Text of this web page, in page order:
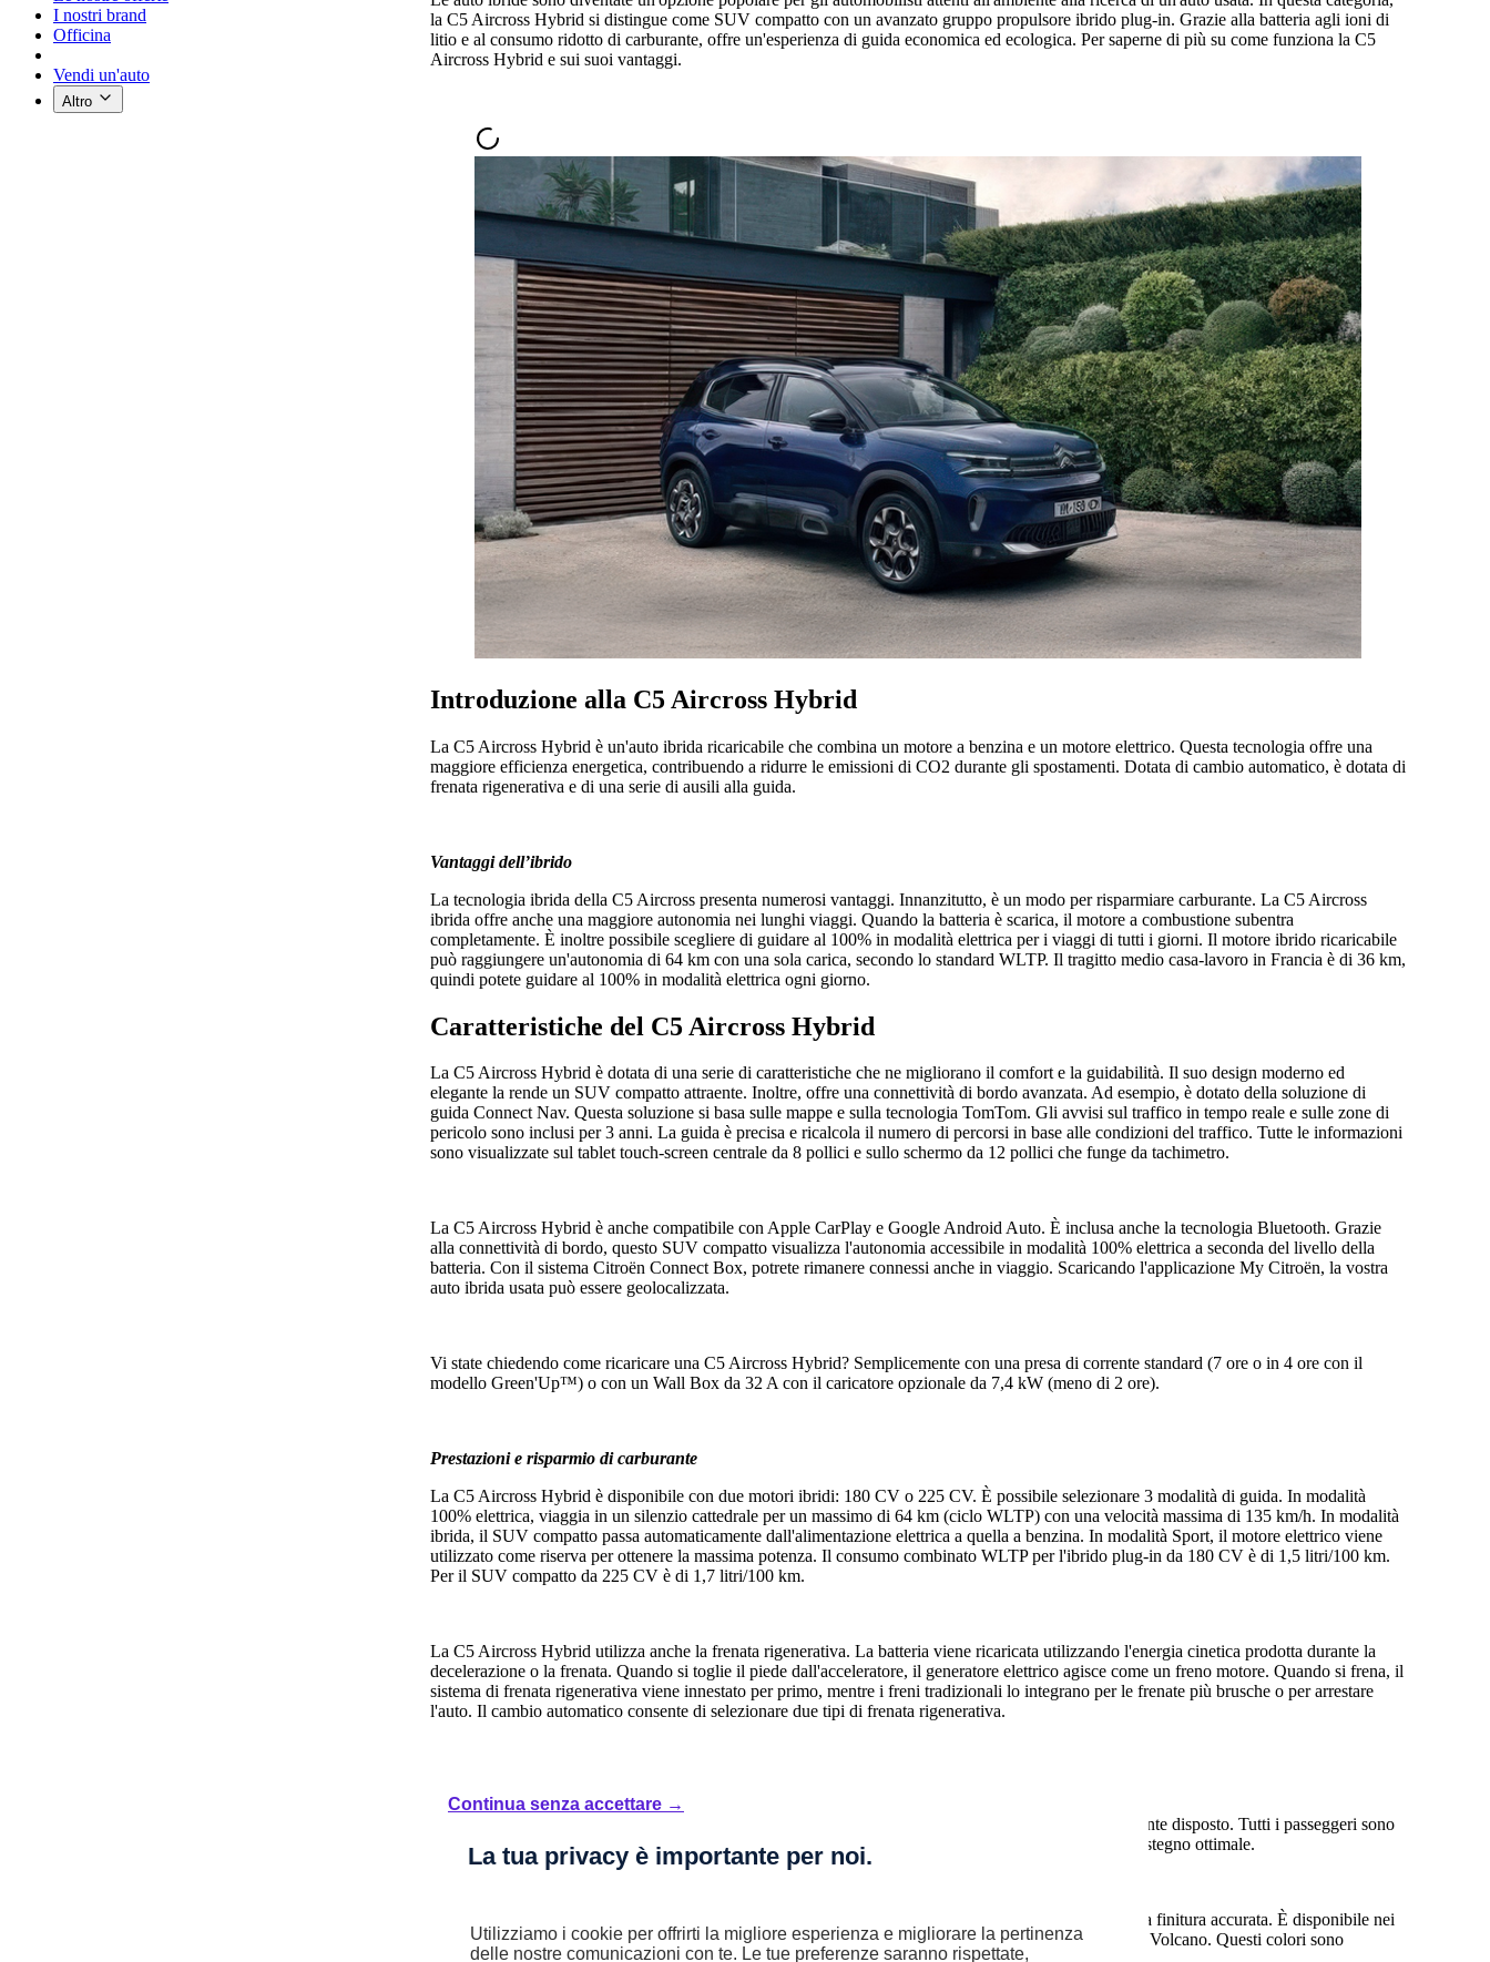
I nostri brand
Officina
Vendi un'auto
Altro
la C5 Aircross Hybrid si distingue come SUV compatto con un avanzato gruppo propulsore ibrido plug-in. Grazie alla batteria agli ioni di
litio e al consumo ridotto di carburante, offre un'esperienza di guida economica ed ecologica. Per saperne di più su come funziona la C5
Aircross Hybrid e sui suoi vantaggi.
Introduzione alla C5 Aircross Hybrid
La C5 Aircross Hybrid è un'auto ibrida ricaricabile che combina un motore a benzina e un motore elettrico. Questa tecnologia offre una
maggiore efficienza energetica, contribuendo a ridurre le emissioni di CO2 durante gli spostamenti. Dotata di cambio automatico, è dotata di
frenata rigenerativa e di una serie di ausili alla guida.
Vantaggi dell’ibrido
La tecnologia ibrida della C5 Aircross presenta numerosi vantaggi. Innanzitutto, è un modo per risparmiare carburante. La C5 Aircross
ibrida offre anche una maggiore autonomia nei lunghi viaggi. Quando la batteria è scarica, il motore a combustione subentra
completamente. È inoltre possibile scegliere di guidare al 100% in modalità elettrica per i viaggi di tutti i giorni. Il motore ibrido ricaricabile
può raggiungere un'autonomia di 64 km con una sola carica, secondo lo standard WLTP. Il tragitto medio casa-lavoro in Francia è di 36 km,
quindi potete guidare al 100% in modalità elettrica ogni giorno.
Caratteristiche del C5 Aircross Hybrid
La C5 Aircross Hybrid è dotata di una serie di caratteristiche che ne migliorano il comfort e la guidabilità. Il suo design moderno ed
elegante la rende un SUV compatto attraente. Inoltre, offre una connettività di bordo avanzata. Ad esempio, è dotato della soluzione di
guida Connect Nav. Questa soluzione si basa sulle mappe e sulla tecnologia TomTom. Gli avvisi sul traffico in tempo reale e sulle zone di
pericolo sono inclusi per 3 anni. La guida è precisa e ricalcola il numero di percorsi in base alle condizioni del traffico. Tutte le informazioni
sono visualizzate sul tablet touch-screen centrale da 8 pollici e sullo schermo da 12 pollici che funge da tachimetro.
La C5 Aircross Hybrid è anche compatibile con Apple CarPlay e Google Android Auto. È inclusa anche la tecnologia Bluetooth. Grazie
alla connettività di bordo, questo SUV compatto visualizza l'autonomia accessibile in modalità 100% elettrica a seconda del livello della
batteria. Con il sistema Citroën Connect Box, potrete rimanere connessi anche in viaggio. Scaricando l'applicazione My Citroën, la vostra
auto ibrida usata può essere geolocalizzata.
Vi state chiedendo come ricaricare una C5 Aircross Hybrid? Semplicemente con una presa di corrente standard (7 ore o in 4 ore con il
modello Green'Up™) o con un Wall Box da 32 A con il caricatore opzionale da 7,4 kW (meno di 2 ore).
Prestazioni e risparmio di carburante
La C5 Aircross Hybrid è disponibile con due motori ibridi: 180 CV o 225 CV. È possibile selezionare 3 modalità di guida. In modalità
100% elettrica, viaggia in un silenzio cattedrale per un massimo di 64 km (ciclo WLTP) con una velocità massima di 135 km/h. In modalità
ibrida, il SUV compatto passa automaticamente dall'alimentazione elettrica a quella a benzina. In modalità Sport, il motore elettrico viene
utilizzato come riserva per ottenere la massima potenza. Il consumo combinato WLTP per l'ibrido plug-in da 180 CV è di 1,5 litri/100 km.
Per il SUV compatto da 225 CV è di 1,7 litri/100 km.
La C5 Aircross Hybrid utilizza anche la frenata rigenerativa. La batteria viene ricaricata utilizzando l'energia cinetica prodotta durante la
decelerazione o la frenata. Quando si toglie il piede dall'acceleratore, il generatore elettrico agisce come un freno motore. Quando si frena, il
sistema di frenata rigenerativa viene innestato per primo, mentre i freni tradizionali lo integrano per le frenate più brusche o per arrestare
l'auto. Il cambio automatico consente di selezionare due tipi di frenata rigenerativa.
La C5 Aircross Hybrid si distingue anche per il comfort e il design. L'abitacolo è spazioso e perfettamente disposto. Tutti i passeggeri sono
ben seduti e il bagagliaio è ancora molto capiente (tra 460 e 580 litri). I sedili ergonomici offrono un sostegno ottimale.
In termini di design, la C5 Aircross Hybrid vanta linee audaci e moderne. Ha un aspetto dinamico e una finitura accurata. È disponibile nei
colori Blanc Banquise, Blanc Nacré, Noir Perla Nera, Gris Platinium, Bleu Tijuca, Gris Acier e Rouge Volcano. Questi colori sono
Continua senza accettare →
La tua privacy è importante per noi.
Utilizziamo i cookie per offrirti la migliore esperienza e migliorare la pertinenza
delle nostre comunicazioni con te. Le tue preferenze saranno rispettate,